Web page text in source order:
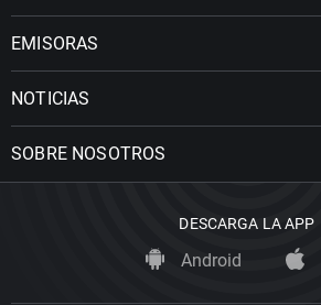
EMISORAS
NOTICIAS
SOBRE NOSOTROS
DESCARGA LA APP
Android